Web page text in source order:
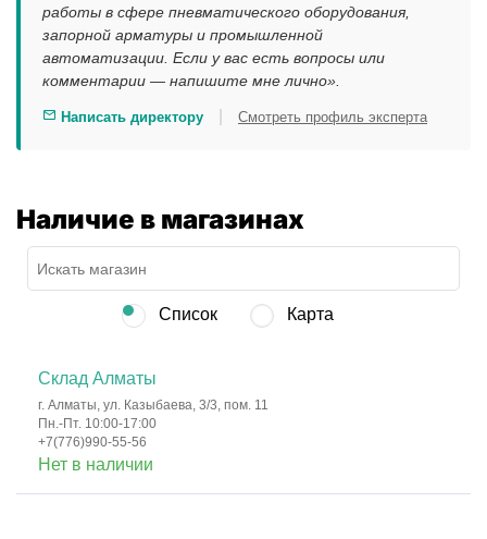
работы в сфере пневматического оборудования,
запорной арматуры и промышленной
автоматизации. Если у вас есть вопросы или
комментарии — напишите мне лично».
Написать директору Смотреть профиль эксперта
Наличие в магазинах
Список Карта
Склад Алматы
г. Алматы, ул. Казыбаева, 3/3, пом. 11
Пн.-Пт. 10:00-17:00
+7(776)990-55-56
Нет в наличии